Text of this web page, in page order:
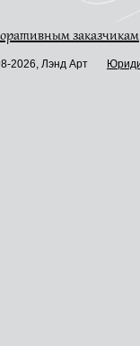
заказчикам
2026, Лэнд Арт